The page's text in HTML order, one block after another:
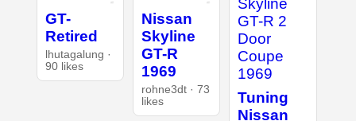
GT-
Retired
lhutagalung ·
90 likes
Nissan
Skyline
GT-R
1969
rohne3dt · 73
likes
Tuning
Nissan